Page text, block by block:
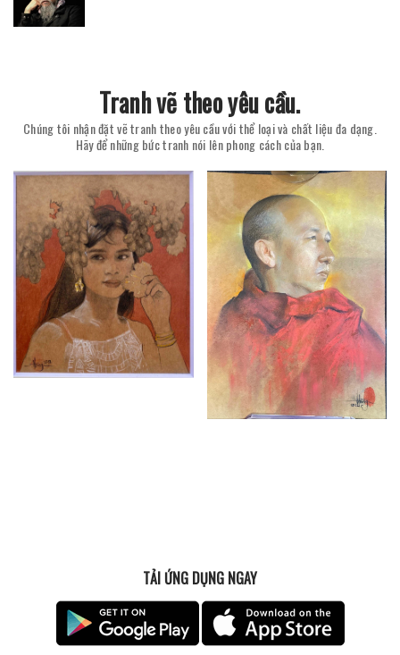
Tranh vẽ theo yêu cầu.
Chúng tôi nhận đặt vẽ tranh theo yêu cầu với thể loại và chất liệu đa dạng.
Hãy để những bức tranh nói lên phong cách của bạn.
TẢI ỨNG DỤNG NGAY